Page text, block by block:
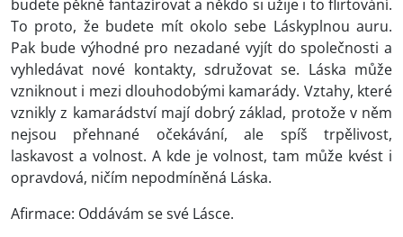
budete pěkně fantazírovat a někdo si užije i to flirtování.
To proto, že budete mít okolo sebe Láskyplnou auru.
Pak bude výhodné pro nezadané vyjít do společnosti a
vyhledávat nové kontakty, sdružovat se. Láska může
vzniknout i mezi dlouhodobými kamarády. Vztahy, které
vznikly z kamarádství mají dobrý základ, protože v něm
nejsou přehnané očekávání, ale spíš trpělivost,
laskavost a volnost. A kde je volnost, tam může kvést i
opravdová, ničím nepodmíněná Láska.
Afirmace: Oddávám se své Lásce.